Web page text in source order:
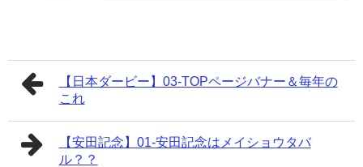
【日本ダービー】03-TOPページバナー＆毎年の
これ
【安田記念】01-安田記念はメイショウタバ
ル？？